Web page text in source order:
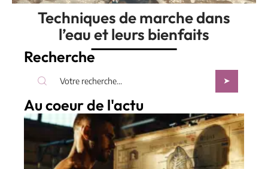
Techniques de marche dans
l’eau et leurs bienfaits
Recherche
Au coeur de l'actu